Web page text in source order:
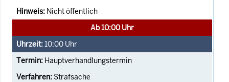
Nicht öffentlich
Ab 10:00 Uhr
10:00 Uhr
Hauptverhandlungstermin
Strafsache